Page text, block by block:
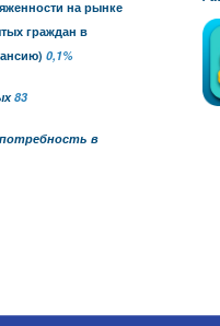
на рынке
граждан в
0,1%
83
в